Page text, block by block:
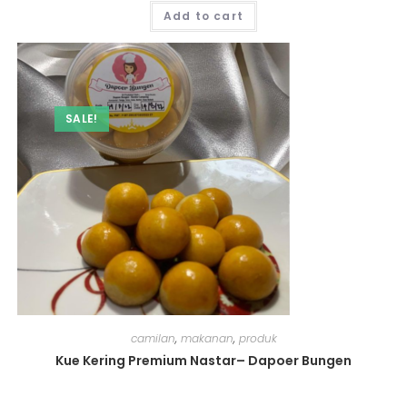
Add to cart
SALE!
camilan, makanan, produk
Kue Kering Premium Nastar– Dapoer Bungen